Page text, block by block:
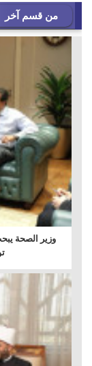
من قسم آخر
وزير الصحة